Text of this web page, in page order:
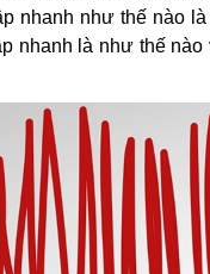
nhanh như thế nào
nhanh là như thế